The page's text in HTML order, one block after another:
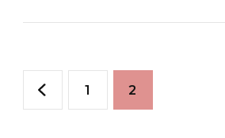
Pagination
Page
1 Page
2